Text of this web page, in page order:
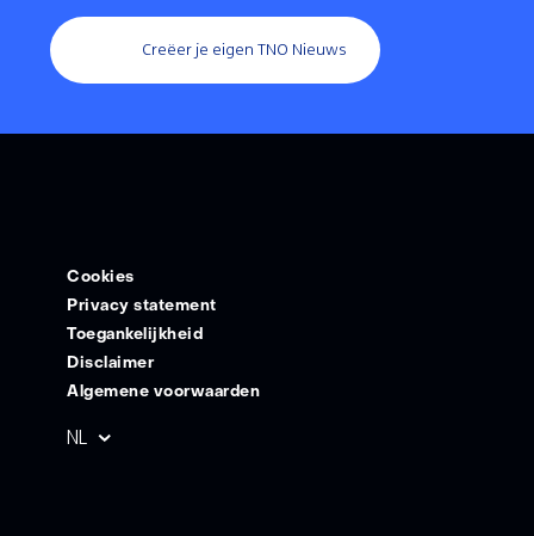
Creëer je eigen TNO Nieuws
Cookies
Privacy statement
Toegankelijkheid
Disclaimer
Algemene voorwaarden
NL